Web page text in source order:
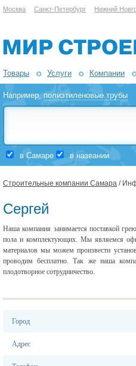
Москва Санкт-Петербург Нижний
Товары Услуги Компании
Например,полиэтиленовые трубы
в Самаре в названии
Строительные компании Самара /
Сергей
Наша компания занимается поставкой
пола и комплектующих. Мы являемся
материалов мы можем произвести
проводим бесплатно. Так же наша
плодотворное сотрудничество.
Город
Адрес